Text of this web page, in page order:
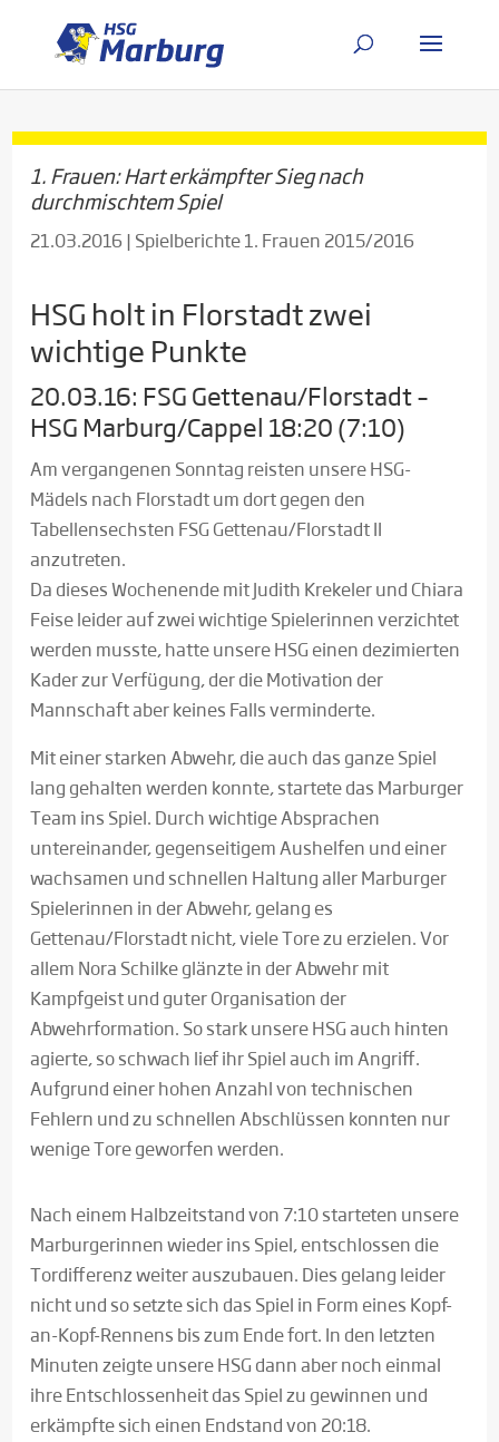
1. Frauen: Hart erkämpfter Sieg nach
durchmischtem Spiel
21.03.2016 | Spielberichte 1. Frauen 2015/2016
HSG holt in Florstadt zwei
wichtige Punkte
20.03.16: FSG Gettenau/Florstadt –
HSG Marburg/Cappel 18:20 (7:10)
Am vergangenen Sonntag reisten unsere HSG-
Mädels nach Florstadt um dort gegen den
Tabellensechsten FSG Gettenau/Florstadt II
anzutreten.
Da dieses Wochenende mit Judith Krekeler und Chiara
Feise leider auf zwei wichtige Spielerinnen verzichtet
werden musste, hatte unsere HSG einen dezimierten
Kader zur Verfügung, der die Motivation der
Mannschaft aber keines Falls verminderte.
Mit einer starken Abwehr, die auch das ganze Spiel
lang gehalten werden konnte, startete das Marburger
Team ins Spiel. Durch wichtige Absprachen
untereinander, gegenseitigem Aushelfen und einer
wachsamen und schnellen Haltung aller Marburger
Spielerinnen in der Abwehr, gelang es
Gettenau/Florstadt nicht, viele Tore zu erzielen. Vor
allem Nora Schilke glänzte in der Abwehr mit
Kampfgeist und guter Organisation der
Abwehrformation. So stark unsere HSG auch hinten
agierte, so schwach lief ihr Spiel auch im Angriff.
Aufgrund einer hohen Anzahl von technischen
Fehlern und zu schnellen Abschlüssen konnten nur
wenige Tore geworfen werden.
Nach einem Halbzeitstand von 7:10 starteten unsere
Marburgerinnen wieder ins Spiel, entschlossen die
Tordifferenz weiter auszubauen. Dies gelang leider
nicht und so setzte sich das Spiel in Form eines Kopf-
an-Kopf-Rennens bis zum Ende fort. In den letzten
Minuten zeigte unsere HSG dann aber noch einmal
ihre Entschlossenheit das Spiel zu gewinnen und
erkämpfte sich einen Endstand von 20:18.